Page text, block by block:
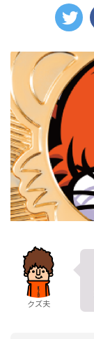
クズ夫